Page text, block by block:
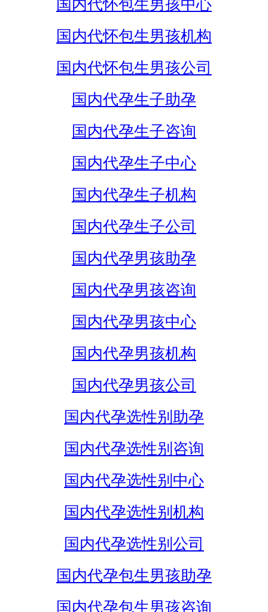
国内代怀包生男孩中心
国内代怀包生男孩机构
国内代怀包生男孩公司
国内代孕生子助孕
国内代孕生子咨询
国内代孕生子中心
国内代孕生子机构
国内代孕生子公司
国内代孕男孩助孕
国内代孕男孩咨询
国内代孕男孩中心
国内代孕男孩机构
国内代孕男孩公司
国内代孕选性别助孕
国内代孕选性别咨询
国内代孕选性别中心
国内代孕选性别机构
国内代孕选性别公司
国内代孕包生男孩助孕
国内代孕包生男孩咨询